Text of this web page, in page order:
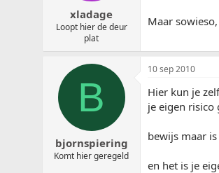
xladage
Loopt hier de deur
plat
Maar
B
bjornspiering
Komt hier geregeld
10 sep 2010
Hier kun je
je eigen risico
bewijs maar
en het is je